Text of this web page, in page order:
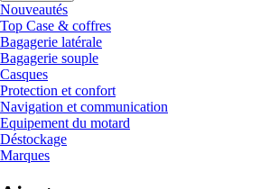
Nouveautés
Top Case & coffres
Bagagerie latérale
Bagagerie souple
Casques
Protection et confort
Navigation et communication
Equipement du motard
Déstockage
Marques